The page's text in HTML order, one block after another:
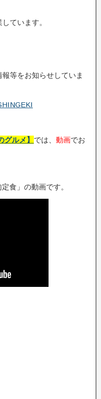
ています。
等をお知らせしていま
ルメ】 では、 動画でお
食」の動画です。